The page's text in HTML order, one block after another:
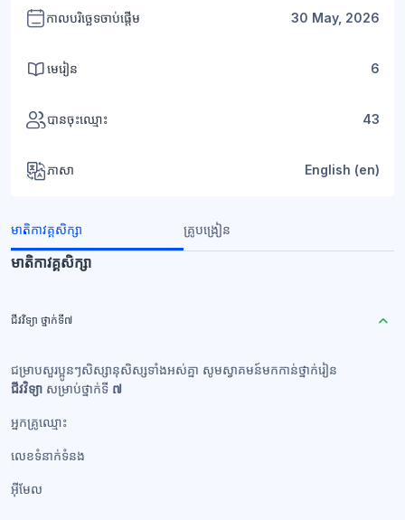
កាលបរិច្ឆេទចាប់ផ្តើម 30 May, 2026
មេរៀន 6
បានចុះឈ្មោះ 43
ភាសា English ‎(en)‎
មាតិកាវគ្គសិក្សា គ្រូបង្រៀន
មាតិកាវគ្គសិក្សា
ជីវវិទ្យា ថ្នាក់ទី៧
ជម្រាបសួរប្អូនៗសិស្សានុសិស្សទាំងអស់គ្នា សូមស្វាគមន៍មកកាន់ថ្នាក់រៀន
ជីវវិទ្យា សម្រាប់ថ្នាក់ទី ៧
អ្នកគ្រូឈ្មោះ
លេខទំនាក់ទំនង​
អ៊ីមែល